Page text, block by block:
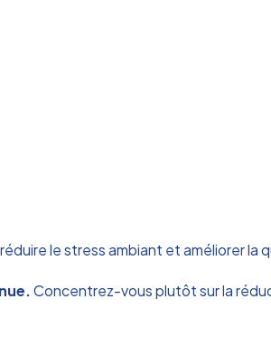
le stress ambiant et améliorer la
Concentrez-vous plutôt sur la